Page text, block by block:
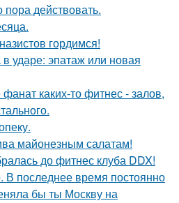
пора действовать.
гордимся!
ударе: эпатаж или новая
каких-то фитнес - залов,
майонезным салатам!
до фитнес клуба DDX!
В последнее время постоянно
бы ты Москву на